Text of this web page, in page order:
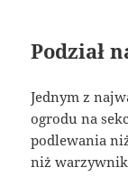
Podział
Jednym z
ogrodu na
podlewania
niż